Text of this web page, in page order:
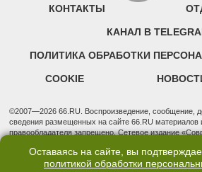
КОНТАКТЫ
КАНАЛ В
ПОЛИТИКА ОБРАБОТКИ
COOKIE
©2007—2026 66.RU. Воспроизведение, сообщение,
сведения размещенных на сайте 66.RU материалов
правообладателя запрещено. Сетевое издание
надзору в сфере связи, информационных
(Роскомнадзор). Регистрационный номер ЭЛ № ФС
Оставаясь на сайте, вы
политикой обработки